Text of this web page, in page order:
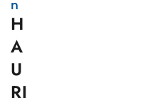
n
H
A
U
RI